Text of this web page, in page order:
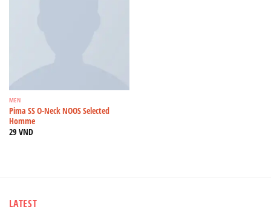
MEN
Pima SS O-Neck NOOS Selected
Homme
29 VND
LATEST